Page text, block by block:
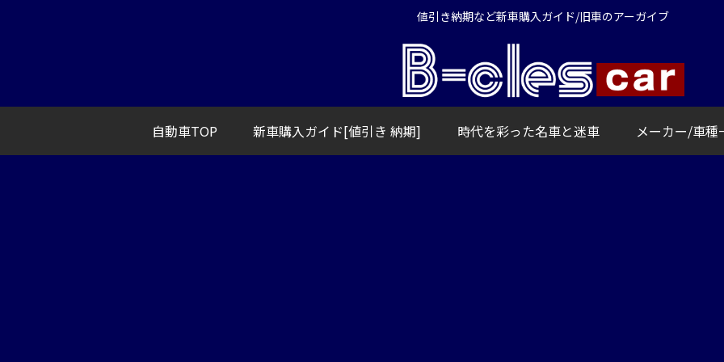
値引き納期など新車購入ガイド/旧車のアーガイブ
自動車TOP 新車購入ガイド[値引き 納期] 時代を彩った名車と迷車 メーカー/車種